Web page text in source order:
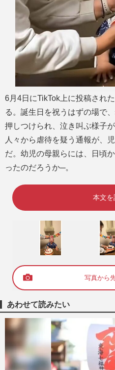
6月4日にTikTok上に投稿され
る。誕生日を祝うはずの場で
押しつけられ、泣き叫ぶ様子
人々から虐待を疑う通報が、
だ。幼児の母親らには、日頃
ったのだろうか─。
本文を
写真から
あわせて読みたい